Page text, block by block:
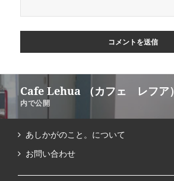
Cafe Lehua （カフェ レフア）
内で公開
あしかがのこと。について
お問い合わせ